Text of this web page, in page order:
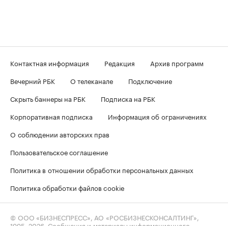
Контактная информация Редакция
Архив программ
Вечерний РБК
О телеканале
Подключение
Скрыть баннеры на РБК
Подписка на РБК
Корпоративная подписка
Информация об ограничениях
О соблюдении авторских прав
Пользовательское соглашение
Политика в отношении обработки персональных данных
Политика обработки файлов cookie
© ООО «БИЗНЕСПРЕСС», АО «РОСБИЗНЕСКОНСАЛТИНГ»,